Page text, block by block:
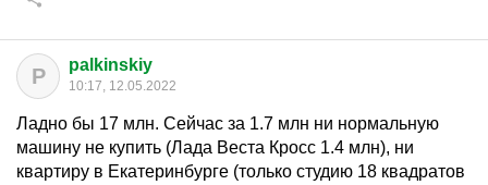
P palkinskiy
10:17, 12.05.2022
Ладно бы 17 млн. Сейчас за 1.7 млн ни нормальную
машину не купить (Лада Веста Кросс 1.4 млн), ни
квартиру в Екатеринбурге (только студию 18 квадратов